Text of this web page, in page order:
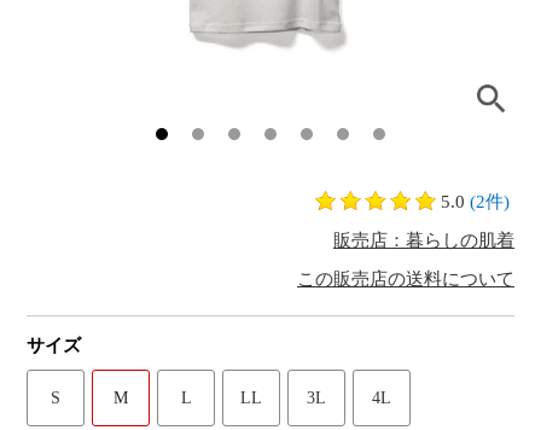
5.0 (2件)
販売店：暮らしの肌着
この販売店の送料について
サイズ
S M L LL 3L 4L